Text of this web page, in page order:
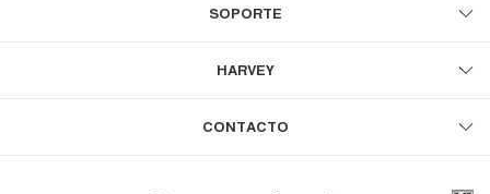
SOPORTE
HARVEY
CONTACTO